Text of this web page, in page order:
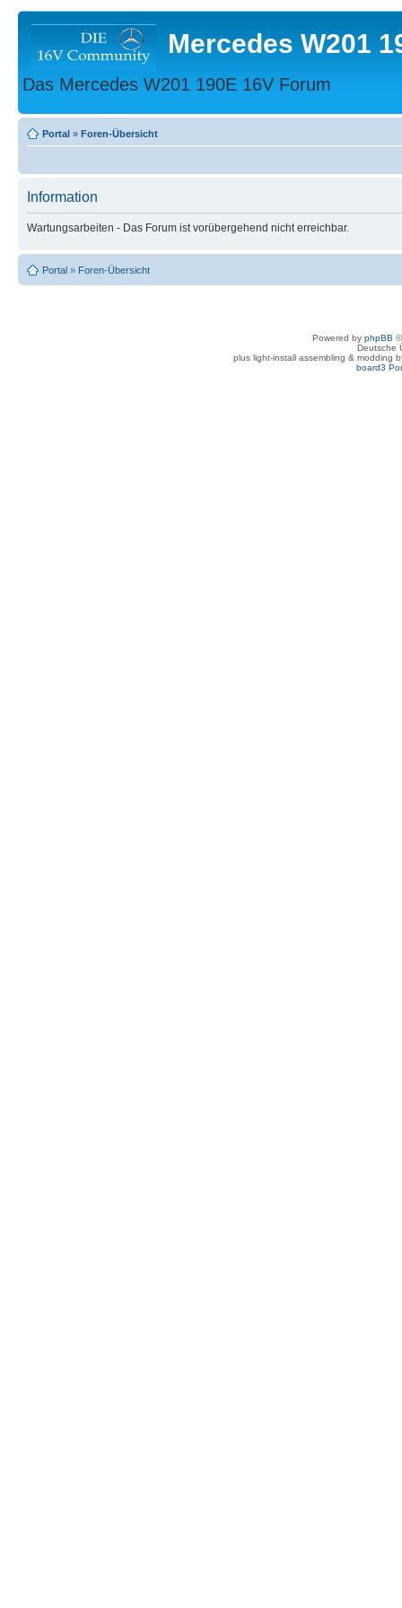
Mercedes W201
Das Mercedes W201 190E 16V Forum
Portal » Foren-Übersicht
Information
Wartungsarbeiten - Das Forum ist vorübergehend nicht erreichbar.
Portal » Foren-Übersicht
Powered by phpBB
Deutsche
plus light-install assembling & modding
board3